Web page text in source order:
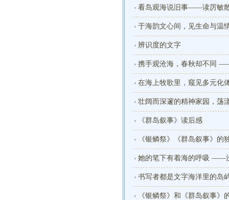
看岛观海说旧事——读厉敏
于海韵文心间，见生命与
辨识度的文字
携手观沧海，春秋却不同
在海上牧歌里，窥见多元
印象
壮阔而深邃的精神家园，
事》的海洋文
《群岛叙事》读后感
《银鳞祭》《群岛叙事》的
她的笔下有着海的呼吸 ——
书写者都是文字海洋里的
《银鳞祭》和《群岛叙事》